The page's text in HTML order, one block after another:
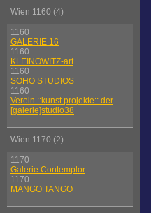
Wien 1160 (4)
1160
GALERIE 16
1160
KLEINOWITZ-art
1160
SOHO STUDIOS
1160
Verein ::kunst.projekte:: der
[galerie]studio38
Wien 1170 (2)
1170
Galerie Contemplor
1170
MANGO TANGO